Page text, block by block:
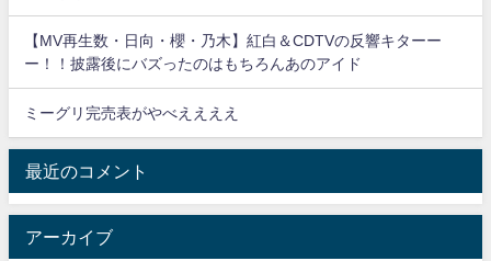
【MV再生数・日向・櫻・乃木】紅白＆CDTVの反響キターー
ー！！披露後にバズったのはもちろんあのアイド
ミーグリ完売表がやべええええ
最近のコメント
アーカイブ